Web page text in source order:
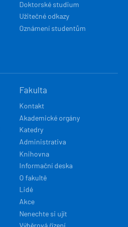
Doktorské studium
Užitečné odkazy
Oznámení studentům
Fakulta
Kontakt
Akademické orgány
Katedry
Administrativa
Knihovna
Informační deska
O fakultě
Lidé
Akce
Nenechte si ujít
Výběrová řízení